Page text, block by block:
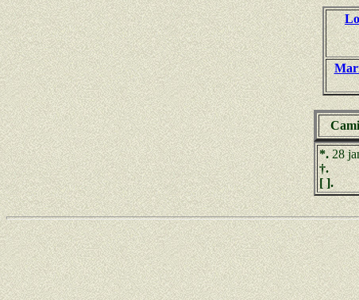
*.28
†.
[ ].